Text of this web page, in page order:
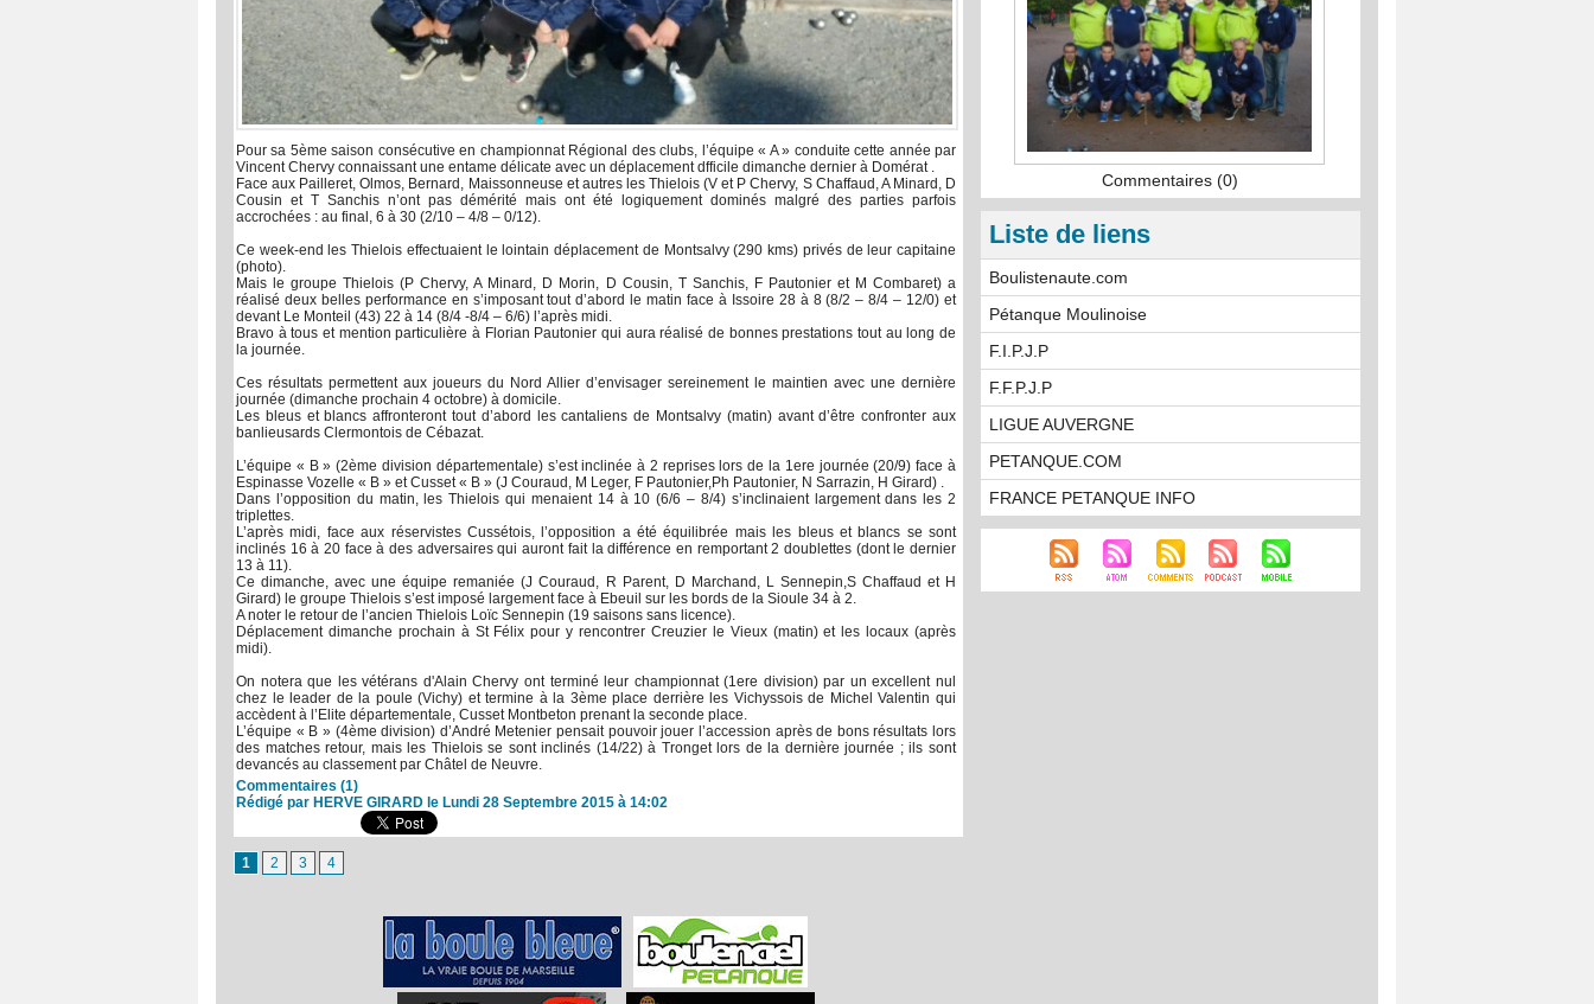
Pour sa 5ème saison consécutive en championnat Régional des clubs, l’équipe « A » conduite cette année par
Vincent Chervy connaissant une entame délicate avec un déplacement dfficile dimanche dernier à Domérat .
Face aux Pailleret, Olmos, Bernard, Maissonneuse et autres les Thielois (V et P Chervy, S Chaffaud, A Minard, D
Cousin et T Sanchis n’ont pas démérité mais ont été logiquement dominés malgré des parties parfois
accrochées : au final, 6 à 30 (2/10 – 4/8 – 0/12).
Ce week-end les Thielois effectuaient le lointain déplacement de Montsalvy (290 kms) privés de leur capitaine
(photo).
Mais le groupe Thielois (P Chervy, A Minard, D Morin, D Cousin, T Sanchis, F Pautonier et M Combaret) a
réalisé deux belles performance en s’imposant tout d’abord le matin face à Issoire 28 à 8 (8/2 – 8/4 – 12/0) et
devant Le Monteil (43) 22 à 14 (8/4 -8/4 – 6/6) l’après midi.
Bravo à tous et mention particulière à Florian Pautonier qui aura réalisé de bonnes prestations tout au long de
la journée.
Ces résultats permettent aux joueurs du Nord Allier d’envisager sereinement le maintien avec une dernière
journée (dimanche prochain 4 octobre) à domicile.
Les bleus et blancs affronteront tout d’abord les cantaliens de Montsalvy (matin) avant d’être confronter aux
banlieusards Clermontois de Cébazat.
L’équipe « B » (2ème division départementale) s’est inclinée à 2 reprises lors de la 1ere journée (20/9) face à
Espinasse Vozelle « B » et Cusset « B » (J Couraud, M Leger, F Pautonier,Ph Pautonier, N Sarrazin, H Girard) .
Dans l’opposition du matin, les Thielois qui menaient 14 à 10 (6/6 – 8/4) s’inclinaient largement dans les 2
triplettes.
L’après midi, face aux réservistes Cussétois, l’opposition a été équilibrée mais les bleus et blancs se sont
inclinés 16 à 20 face à des adversaires qui auront fait la différence en remportant 2 doublettes (dont le dernier
13 à 11).
Ce dimanche, avec une équipe remaniée (J Couraud, R Parent, D Marchand, L Sennepin,S Chaffaud et H
Girard) le groupe Thielois s’est imposé largement face à Ebeuil sur les bords de la Sioule 34 à 2.
A noter le retour de l’ancien Thielois Loïc Sennepin (19 saisons sans licence).
Déplacement dimanche prochain à St Félix pour y rencontrer Creuzier le Vieux (matin) et les locaux (après
midi).
On notera que les vétérans d'Alain Chervy ont terminé leur championnat (1ere division) par un excellent nul
chez le leader de la poule (Vichy) et termine à la 3ème place derrière les Vichyssois de Michel Valentin qui
accèdent à l’Elite départementale, Cusset Montbeton prenant la seconde place.
L’équipe « B » (4ème division) d’André Metenier pensait pouvoir jouer l’accession après de bons résultats lors
des matches retour, mais les Thielois se sont inclinés (14/22) à Tronget lors de la dernière journée ; ils sont
devancés au classement par Châtel de Neuvre.
Commentaires (1)
Rédigé par HERVE GIRARD le Lundi 28 Septembre 2015 à 14:02
1 2 3 4
Commentaires (0)
Liste de liens
Boulistenaute.com
Pétanque Moulinoise
F.I.P.J.P
F.F.P.J.P
LIGUE AUVERGNE
PETANQUE.COM
FRANCE PETANQUE INFO